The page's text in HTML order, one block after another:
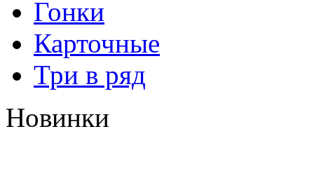
Гонки
Карточные
Три в ряд
Новинки